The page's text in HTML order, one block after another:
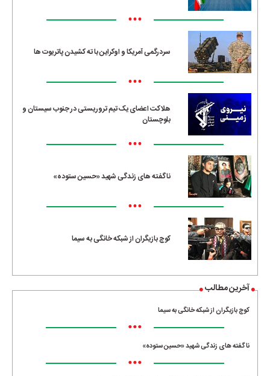
•••
سردرگمی آمریکا و اوکراین با ته کشیدن پاتریوت ها
•••
هلاکت اعضای یک تیم تروریستی در جنوب سیستان و
بلوچستان
•••
ناگفته های زندگی شهید «حسین ستوده»
•••
کوچ بازیگران از شبکه خانگی به سیما
آخرین مطالب
کوچ بازیگران از شبکه خانگی به سیما
•••
ناگفته های زندگی شهید «حسین ستوده»
•••